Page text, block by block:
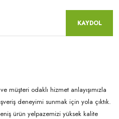
KAYDOL
müşteri odaklı hizmet anlayışımızla
deneyimi sunmak için yola çıktık.
ürün yelpazemizi yüksek kalite